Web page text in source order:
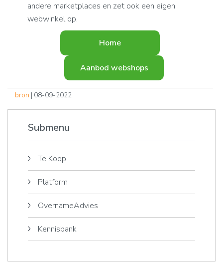
andere marketplaces en zet ook een eigen
webwinkel op.
Home
Aanbod webshops
bron | 08-09-2022
Submenu
Te Koop
Platform
OvernameAdvies
Kennisbank